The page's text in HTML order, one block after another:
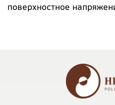
поверхностное